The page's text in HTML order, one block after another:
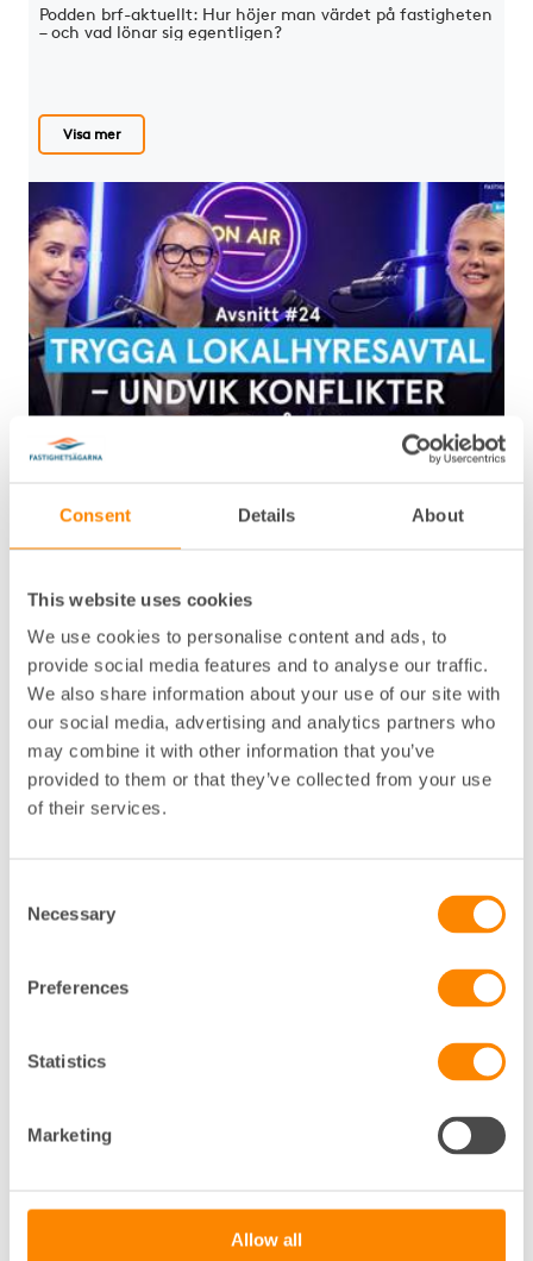
Consent Details About
This website uses cookies
We use cookies to personalise content and ads, to
provide social media features and to analyse our traffic.
We also share information about your use of our site with
our social media, advertising and analytics partners who
may combine it with other information that you’ve
provided to them or that they’ve collected from your use
of their services.
Selection
Necessary
Preferences
Statistics
Marketing
Allow all
Podden brf-aktuellt: Hur höjer man värdet på fastigheten
– och vad lönar sig egentligen?
Visa mer
Trygga lokalhyresavtal – undvik konflikter
& krångel
Hur går det till att byta förvaltare?
Planera smart, undvik fallgropar och få en bättre start